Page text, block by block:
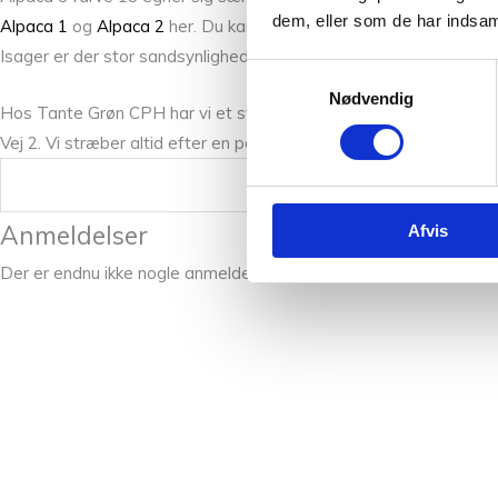
dem, eller som de har
Nødvendig
Afvis
Alpaca 1 og Alpaca 2 her. Du kan også læse mere om Isagers
Isager er der stor sandsynlighed for at vi har et på lager, eller
Hos Tante Grøn CPH har vi et stort udvalg af garner i mange
Vej 2. Vi stræber altid efter en personlig og nøje vejledning så
Vægt
Anmeldelser
Der er endnu ikke nogle anmeldelser.